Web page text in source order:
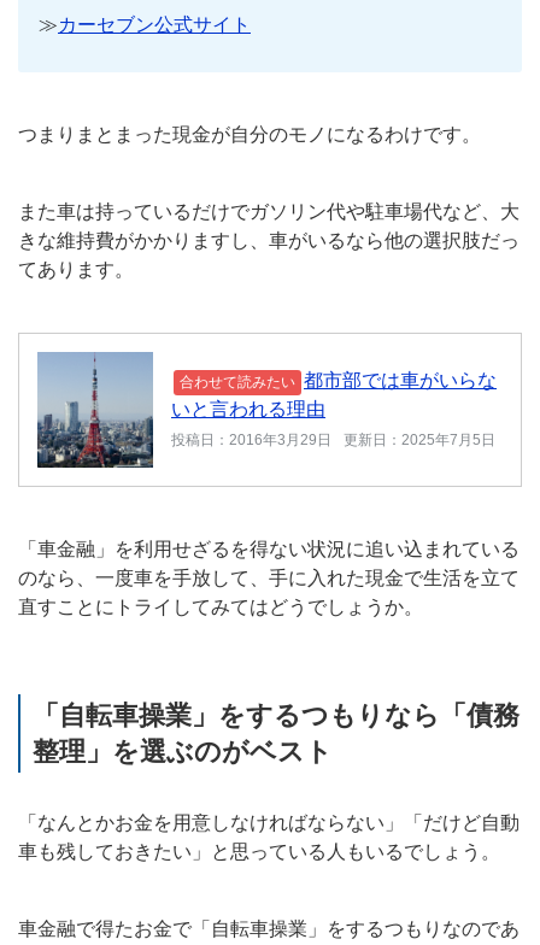
≫カーセブン公式サイト
つまりまとまった現金が自分のモノになるわけです。
また車は持っているだけでガソリン代や駐車場代など、大
きな維持費がかかりますし、車がいるなら他の選択肢だっ
てあります。
合わせて読みたい 都市部では車がいらな
いと言われる理由
投稿日：2016年3月29日 更新日：2025年7月5日
「車金融」を利用せざるを得ない状況に追い込まれている
のなら、一度車を手放して、手に入れた現金で生活を立て
直すことにトライしてみてはどうでしょうか。
「自転車操業」をするつもりなら「債務
整理」を選ぶのがベスト
「なんとかお金を用意しなければならない」「だけど自動
車も残しておきたい」と思っている人もいるでしょう。
車金融で得たお金で「自転車操業」をするつもりなのであ